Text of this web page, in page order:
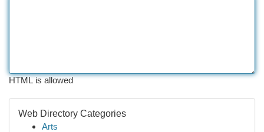
HTML is allowed
Web Directory Categories
Arts